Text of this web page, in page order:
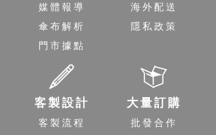
媒體報導
傘布解析
門市據點
海外配送
隱私政策
客製設計
客製流程
大量訂購
批發合作